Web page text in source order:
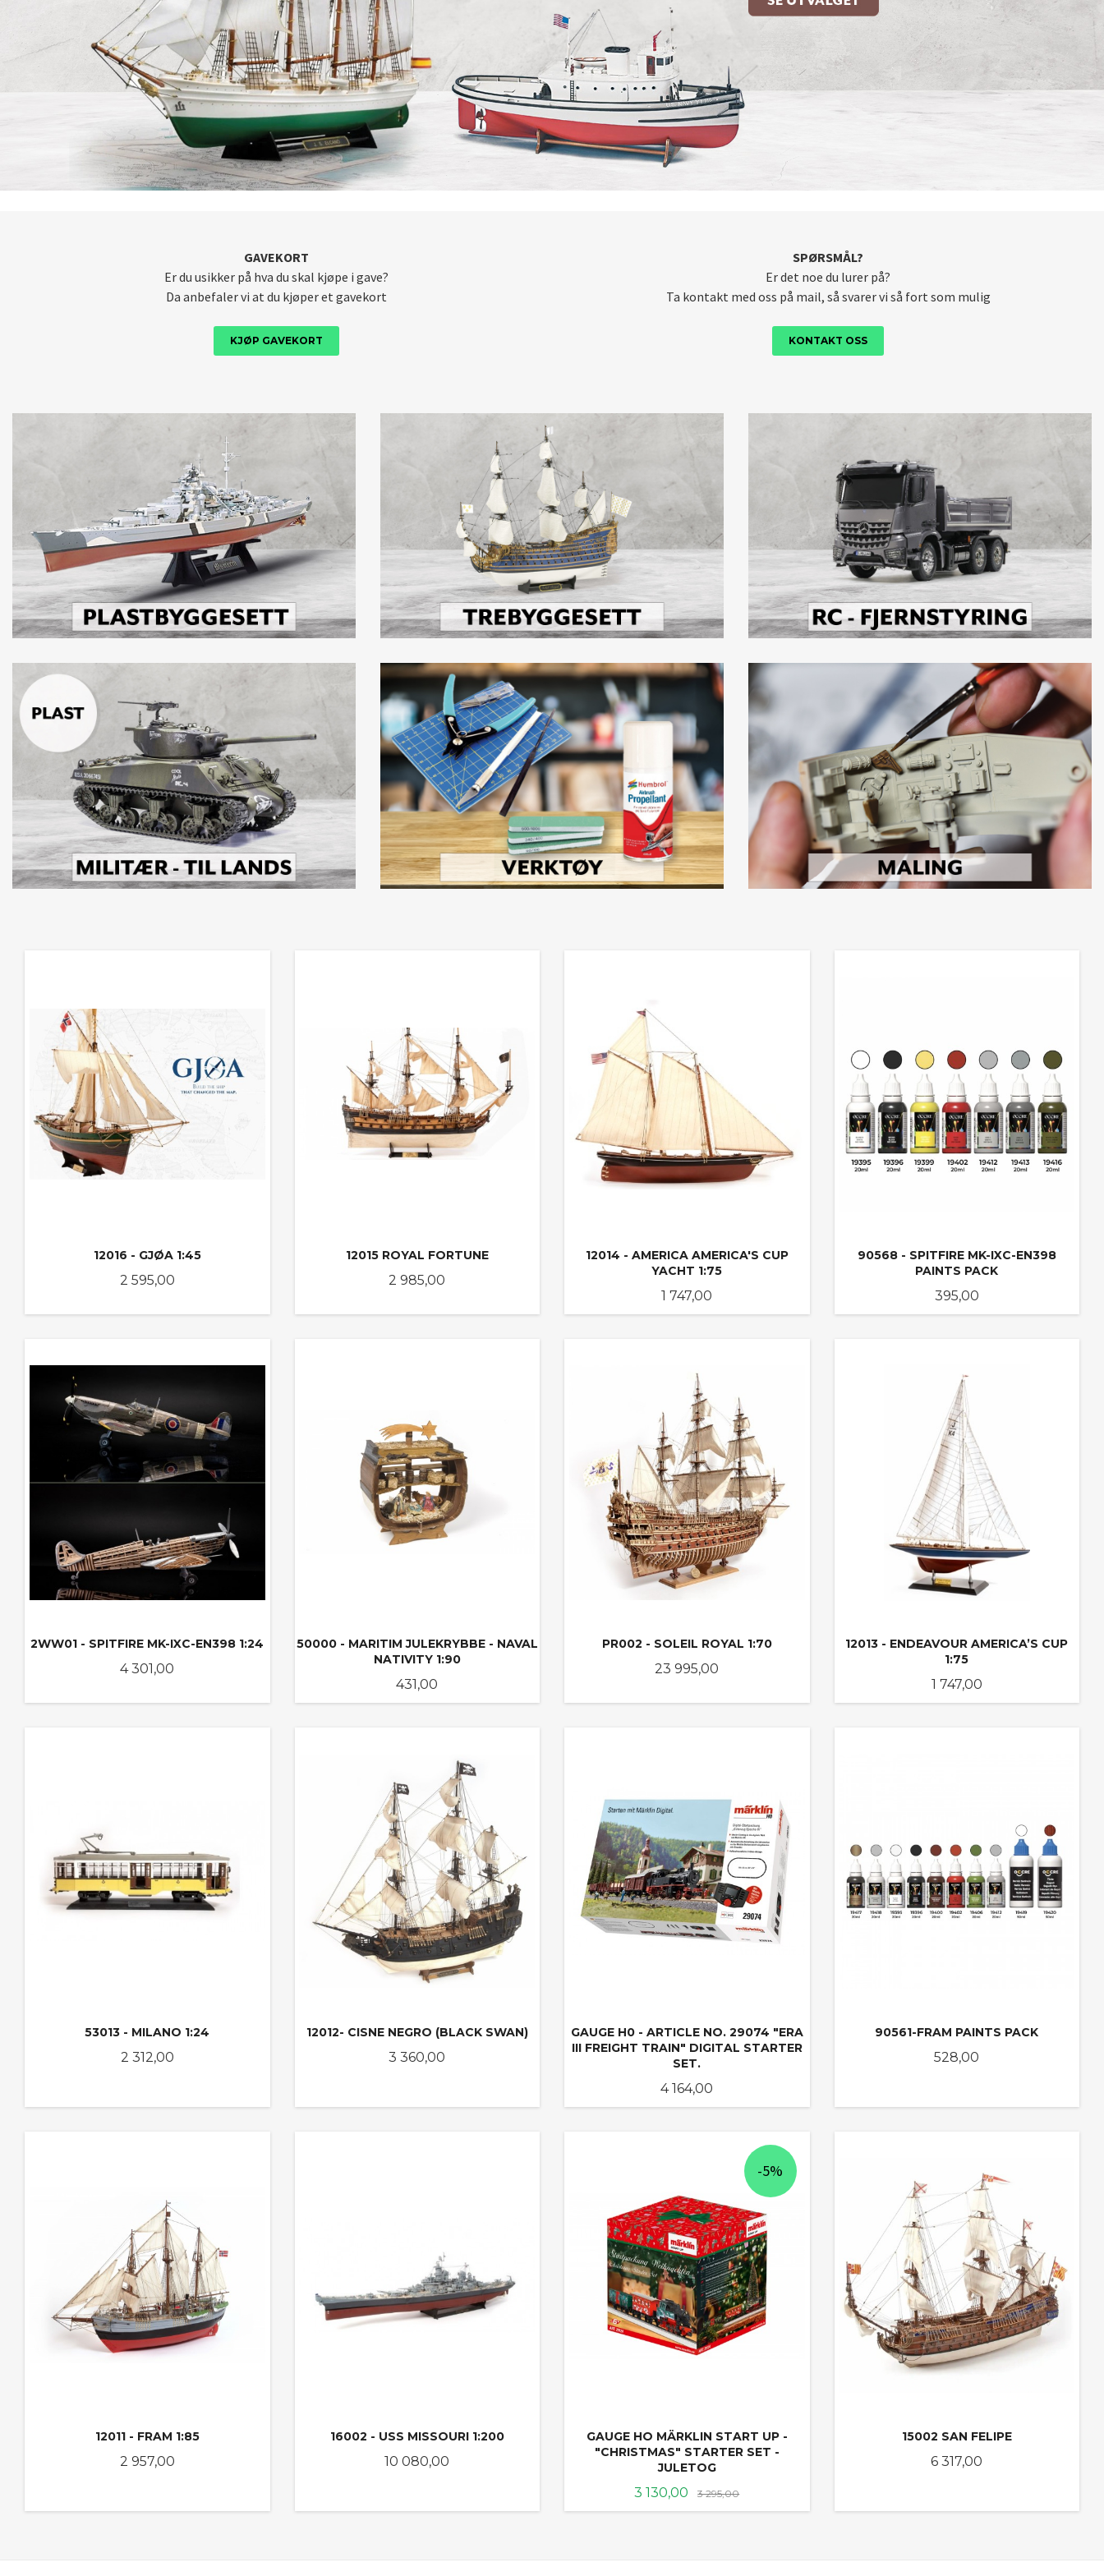
GAVEKORT
Er du usikker på hva du skal kjøpe i gave?
Da anbefaler vi at du kjøper et gavekort
KJØP GAVEKORT
SPØRSMÅL?
Er det noe du lurer på?
Ta kontakt med oss på mail, så svarer vi så fort som mulig
KONTAKT OSS
12016 - GJØA 1:45
Pris
2 595,00
12015 ROYAL FORTUNE
Pris
2 985,00
12014 - AMERICA AMERICA'S CUP
YACHT 1:75
Pris
1 747,00
90568 - SPITFIRE MK-IXC-EN398
PAINTS PACK
Pris
395,00
2WW01 - SPITFIRE MK-IXC-EN398 1:24
Pris
4 301,00
50000 - MARITIM JULEKRYBBE - NAVAL
NATIVITY 1:90
Pris
431,00
PR002 - SOLEIL ROYAL 1:70
Pris
23 995,00
12013 - ENDEAVOUR AMERICA’S CUP
1:75
Pris
1 747,00
53013 - MILANO 1:24
Pris
2 312,00
12012- CISNE NEGRO (BLACK SWAN)
Pris
3 360,00
GAUGE H0 - ARTICLE NO. 29074 "ERA
III FREIGHT TRAIN" DIGITAL STARTER
SET.
Pris
4 164,00
90561-FRAM PAINTS PACK
Pris
528,00
12011 - FRAM 1:85
Pris
2 957,00
16002 - USS MISSOURI 1:200
Pris
10 080,00
GAUGE HO MÄRKLIN START UP -
"CHRISTMAS" STARTER SET -
JULETOG
Tilbud
3 130,00 3 295,00Rabatt
-5%
15002 SAN FELIPE
Pris
6 317,00